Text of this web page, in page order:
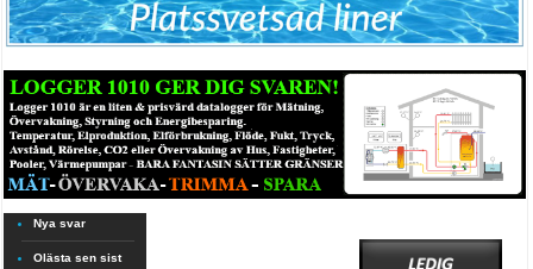
Nya svar
Olästa sen sist